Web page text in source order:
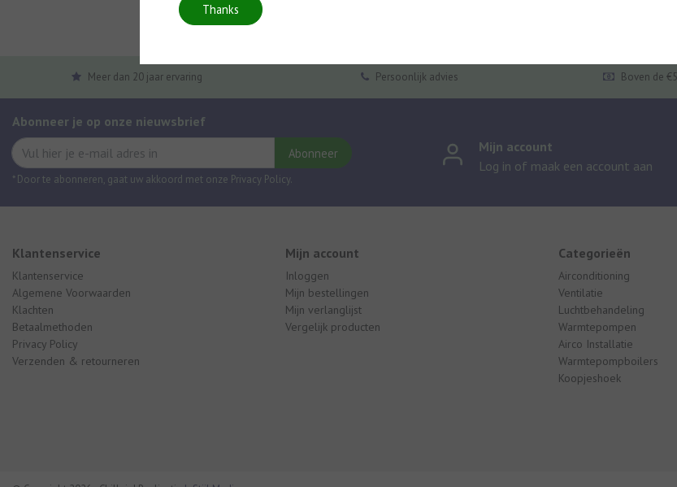
Meer dan 20 jaar ervaring Persoonlijk advies Boven de
Abonneer je op onze nieuwsbrief
Abonneer
* Door te abonneren, gaat uw akkoord met onze Privacy Policy.
Mijn account
Log in of maak een account aan
Klantenservice
Klantenservice
Algemene Voorwaarden
Klachten
Betaalmethoden
Privacy Policy
Verzenden & retourneren
Mijn account
Inloggen
Mijn bestellingen
Mijn verlanglijst
Vergelijk producten
Categorieën
Airconditioning
Ventilatie
Luchtbehandeling
Warmtepompen
Airco Installatie
Warmtepompboilers
Koopjeshoek
Thanks